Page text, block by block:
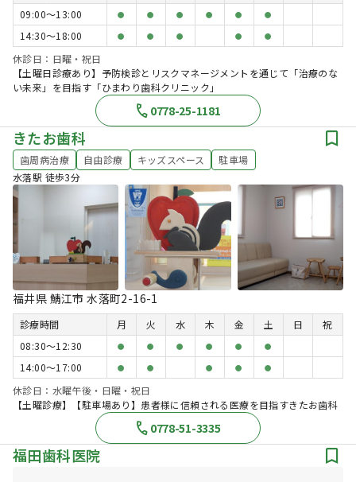
09:00〜13:00
● ● ● ● ● ●
14:30〜18:00 ● ● ● ● ●
休診日：日曜・祝日
【土曜日診療あり】予防検診とリスクマネージメントを通じて「治療のな
い未来」を目指す「ひまわり歯科クリニック」
0778-25-1181
きたお歯科
歯周病治療 自由診療 キッズスペース
駐車場
水落駅 徒歩3分
福井県 鯖江市 水落町2-16-1
診療時間 月 火 水 木 金 土 日
祝
08:30〜12:30
● ● ● ● ● ●
14:00〜17:00 ● ● ● ● ●
休診日：水曜午後・日曜・祝日
【土曜診療】【駐車場あり】患者様に信頼される医療を目指すきたお歯科
0778-51-3335
福田歯科医院